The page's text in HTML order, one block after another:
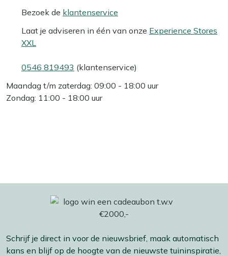
Bezoek de klantenservice
Laat je adviseren in één van onze Experience Stores
XXL
0546 819493 (klantenservice)
Maandag t/m zaterdag: 09:00 - 18:00 uur
Zondag: 11:00 - 18:00 uur
Schrijf je direct in voor de nieuwsbrief, maak automatisch
kans en blijf op de hoogte van de nieuwste tuininspiratie,